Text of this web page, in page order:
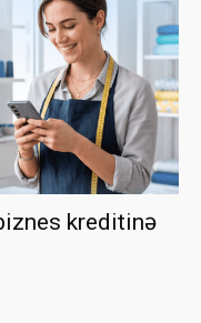
kreditinə